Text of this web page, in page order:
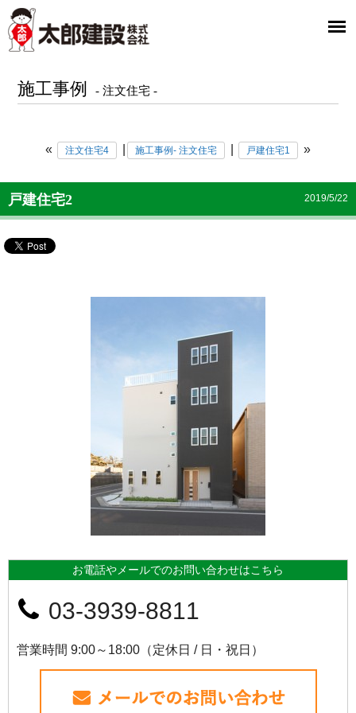
施工事例 - 注文住宅 -
« 注文住宅4 施工事例- 注文住宅 戸建住宅1 »
戸建住宅2 2019/5/22
お電話やメールでのお問い合わせはこちら
03-3939-8811
営業時間 9:00～18:00（定休日 / 日・祝日）